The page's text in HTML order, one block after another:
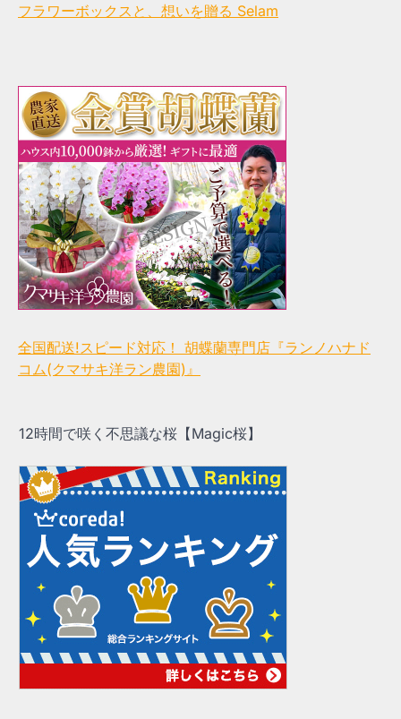
フラワーボックスと、想いを贈る Selam
全国配送!スピード対応！ 胡蝶蘭専門店『ランノハナド
コム(クマサキ洋ラン農園)』
12時間で咲く不思議な桜【Magic桜】